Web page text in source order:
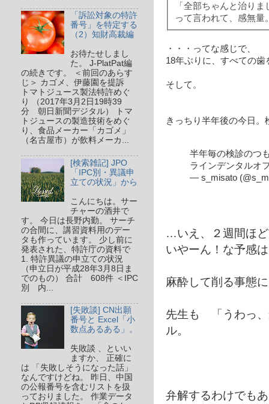
「全部ちゃんと治り
って言われて、感無
・・・ってな感じで、
18年ぶりに、すべての
そして。
きっちり半年後の今日。
半年毎の検診のつ
ラインデンタルオ
— s_misato
…いえ、２週間ほ
いやーん！な予感
麻酔して削る事態
先生も 「うわっ、
ル。
弁解するわけでも
「訴訟対象の特許
番号」を特定する
（2）知財高裁編
お待たせしまし
た。 J-PlatPat編
の続きです。 ＜前回のあらす
じ＞ カゴメ、伊藤園を提訴
トマトジュース製法特許めぐ
り （2017年3月2日19時39
分 朝日新聞デジタル） トマ
トジュースの製造技術をめぐ
り、食品メーカー「カゴメ」
（名古屋市）が飲料メーカ...
[検索雑記] JPO
「IPC別・異議申
立ての状況」から
こんにちは。サー
チャーの酒井で
す。 今日は長野内勤。 サーチ
の合間に、講習資料用のデー
タも作っています。 少し前に
発表された、特許庁の資料で
1. 特許異議の申立ての状況
（申立日が平成28年3月8日ま
でのもの） 合計 608件 ＜IPC
別 内...
[失敗談] CN出願
番号と Excel「小
数点あるある」。
失敗談 、といい
ますか、 正確に
は 「失敗しそうになった話」
なんですけどね。 昨日、中国
の公報番号を含むリストを扱
っておりました。 作業データ